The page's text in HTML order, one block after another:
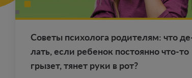
Со­ве­ты пси­хо­ло­га ро­ди­те­лям: что
лать, если ре­бе­нок по­сто­ян­но что-то
гры­зет, тянет руки в рот?